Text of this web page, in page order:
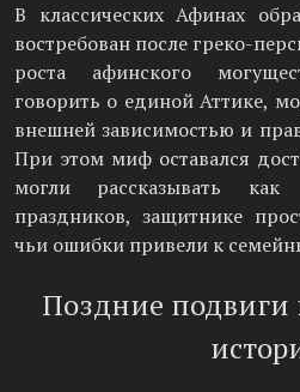
В классических Афинах
востребован после греко-
роста афинского
говорить о единой Аттике,
внешней зависимостью и
При этом миф оставался
могли рассказывать
праздников, защитнике
чьи ошибки привели к
Поздние подвиги